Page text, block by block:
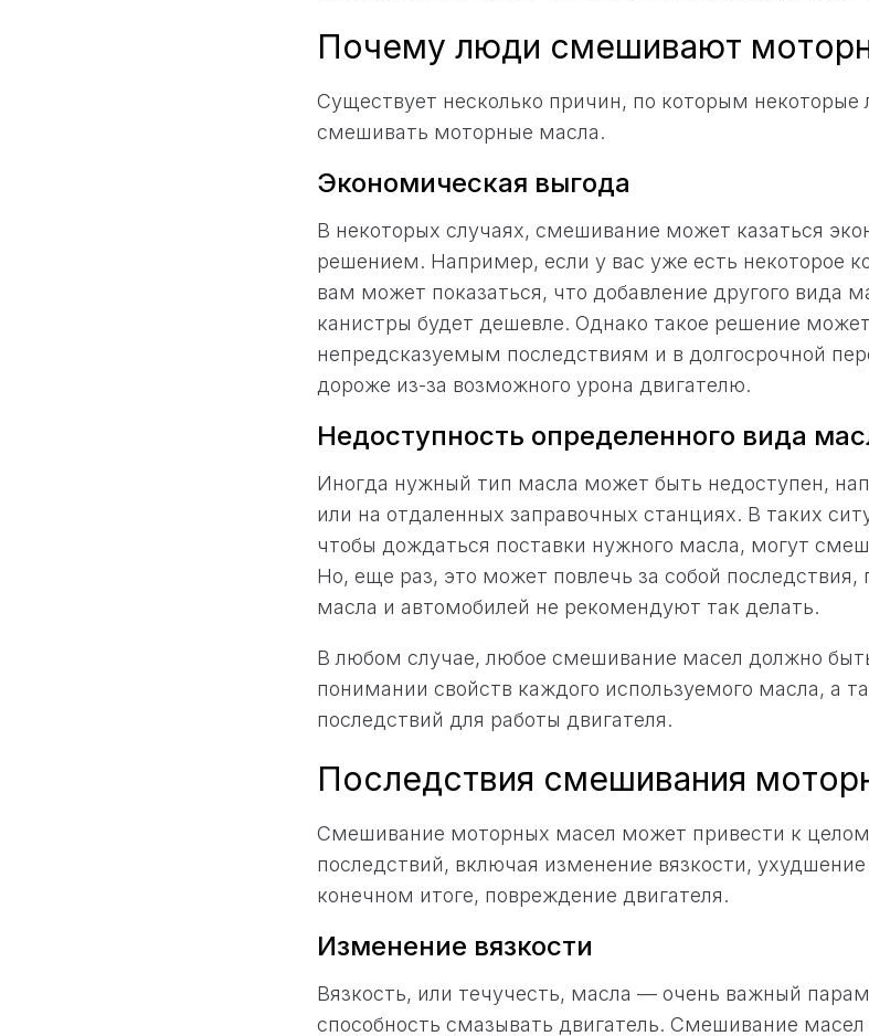
Почему люди смешивают
Существует несколько причин, по которым
смешивать моторные масла.
Экономическая выгода
В некоторых случаях, смешивание может казаться
решением. Например, если у вас уже есть некоторое
вам может показаться, что добавление другого вида
канистры будет дешевле. Однако такое решение
непредсказуемым последствиям и в долгосрочной
дороже из-за возможного урона двигателю.
Недоступность определенного вида
Иногда нужный тип масла может быть недоступен,
или на отдаленных заправочных станциях. В таких
чтобы дождаться поставки нужного масла, могут
Но, еще раз, это может повлечь за собой последствия,
масла и автомобилей не рекомендуют так делать.
В любом случае, любое смешивание масел должно
понимании свойств каждого используемого масла, а
последствий для работы двигателя.
Последствия смешивания
Смешивание моторных масел может привести к
последствий, включая изменение вязкости,
конечном итоге, повреждение двигателя.
Изменение вязкости
Вязкость, или течучесть, масла — очень важный
способность смазывать двигатель. Смешивание